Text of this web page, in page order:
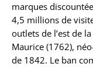
marques
4,5 millions de
outlets de l’est de
Maurice (1762),
de 1842. Le ban